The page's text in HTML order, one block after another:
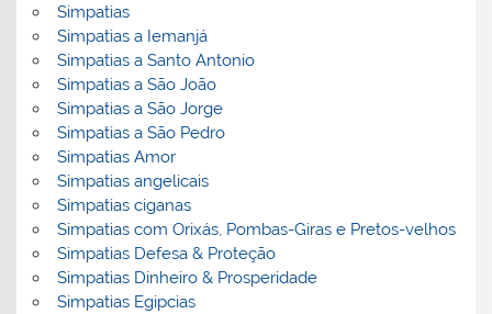
Simpatias
Simpatias a Iemanjá
Simpatias a Santo Antonio
Simpatias a São João
Simpatias a São Jorge
Simpatias a São Pedro
Simpatias Amor
Simpatias angelicais
Simpatias ciganas
Simpatias com Orixás, Pombas-Giras e Pretos-velhos
Simpatias Defesa & Proteção
Simpatias Dinheiro & Prosperidade
Simpatias Egipcias